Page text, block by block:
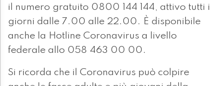
il numero gratuito 0800 144 144, attivo tutti i
giorni dalle 7.00 alle 22.00. È disponibile
anche la Hotline Coronavirus a livello
federale allo 058 463 00 00.
Si ricorda che il Coronavirus può colpire